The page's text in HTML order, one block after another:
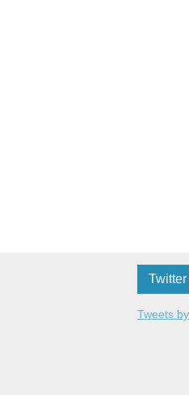
Twitter
Tweets